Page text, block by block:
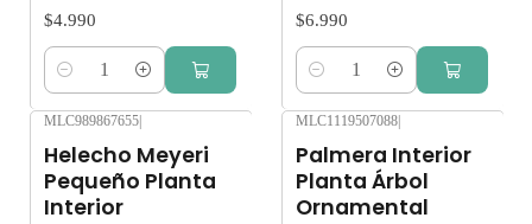
$4.990
Cantidad
$6.990
Cantidad
MLC989867655
Helecho Meyeri
Pequeño Planta
Interior
MLC1119507088
Palmera Interior
Planta Árbol
Ornamental